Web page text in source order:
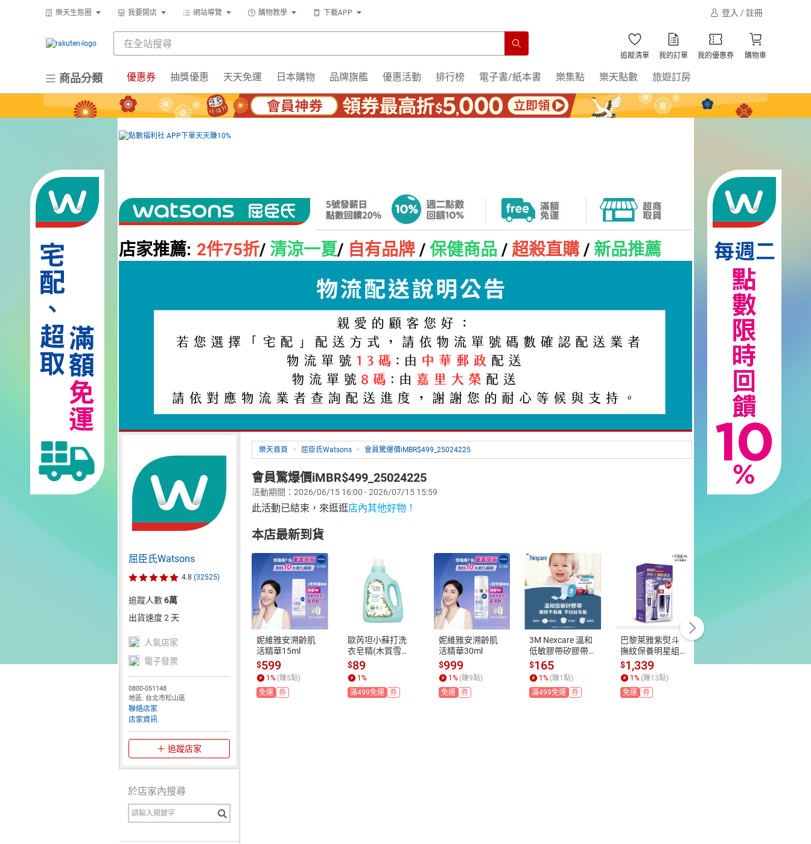
樂天生態圈 我要開店 網站導覽 購物教學 下載APP 登入 / 註冊
追蹤清單 我的訂單 我的優惠券 購物車
商品分類 優惠券 抽獎優惠 天天免運 日本購物 品牌旗艦 優惠活動 排行榜 電子書/紙本書 樂集點 樂天點數 旅遊訂房
店家推薦: 2件75折/ 清涼一夏/ 自有品牌 / 保健商品 / 超殺直購 / 新品推薦
樂天首頁 > 屈臣氏Watsons > 會員驚爆價iMBR$499_25024225
會員驚爆價iMBR$499_25024225
活動期間：2026/06/15 16:00 - 2026/07/15 15:59
此活動已結束，來逛逛店內其他好物！
本店最新到貨
妮維雅安溯齡肌
活精華15ml
$599
1 % (賺5點)
免運
券
歐芮坦小蘇打洗
衣皂精(木質雪松)
1500g
$89
1 %
滿499免運
券
妮維雅安溯齡肌
活精華30ml
$999
1 % (賺9點)
免運
券
3M Nexcare 溫和
低敏膠帶矽膠帶1
吋 1捲
$165
1% (賺1點)
滿499免運
券
巴黎萊雅紫熨斗
撫紋保養明星組
(3.0版) (紫熨斗
(無按摩頭)30ml+
7.5ml+啵啵晶露2
2ml)
$1,339
1% (賺13點)
免運
券
$550 $
屈臣氏Watsons
4.8 (32525)
追蹤人數6萬
出貨速度 2 天
人氣店家
電子發票
0800-051148
地區: 台北市松山區
聯絡店家
店家資訊
追蹤店家
於店家內搜尋